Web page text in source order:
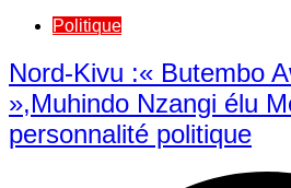
Politique
Nord-Kivu :« Butembo
»,Muhindo Nzangi élu
personnalité politique